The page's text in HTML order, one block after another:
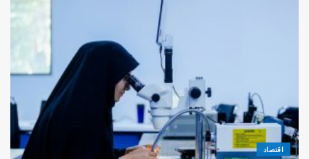
اقتصاد